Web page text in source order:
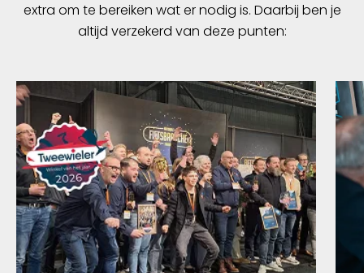
extra om te bereiken wat er nodig is. Daarbij ben je
altijd verzekerd van deze punten: